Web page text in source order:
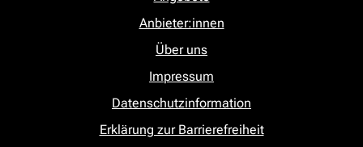
Anbieter:innen
Über uns
Impressum
Datenschutzinformation
Erklärung zur Barrierefreiheit